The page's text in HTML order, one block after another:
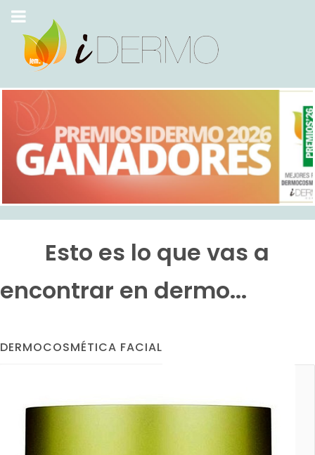
Esto es lo que vas a
encontrar en dermo...
DERMOCOSMÉTICA FACIAL